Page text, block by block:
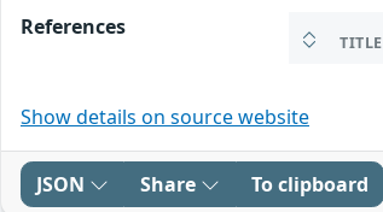
References
TITLE
Show details on source website
JSON Share To clipboard